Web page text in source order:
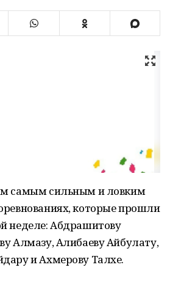
самым сильным и ловким
которые прошли
неделе: Абдрашитову
Алмазу, Алибаеву Айбулату,
и Ахмерову Талхе.